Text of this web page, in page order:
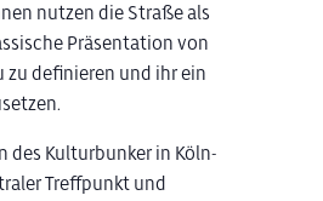
nutzen die Straße als
Präsentation von
definieren und ihr ein
des Kulturbunker in Köln-
Treffpunkt und